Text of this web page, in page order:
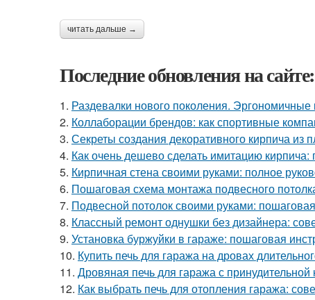
читать дальше →
Последние обновления на сайте:
1. Раздевалки нового поколения.
2. Коллаборации брендов: как спортивные
3. Секреты создания декоративного кирпича из
4. Как очень дешево сделать имитацию кирпича:
5. Кирпичная стена своими руками: полное
6. Пошаговая схема монтажа подвесного
7. Подвесной потолок своими руками:
8. Классный ремонт однушки без дизайнера:
9. Установка буржуйки в гараже: пошаговая
10. Купить печь для гаража на дровах
11. Дровяная печь для гаража с
12. Как выбрать печь для отопления гаража: